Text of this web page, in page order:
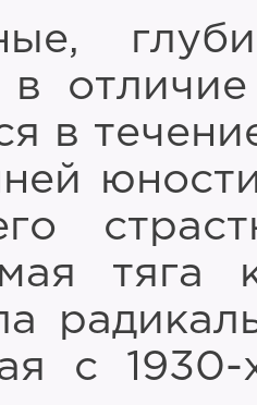
в
в
тяга
с